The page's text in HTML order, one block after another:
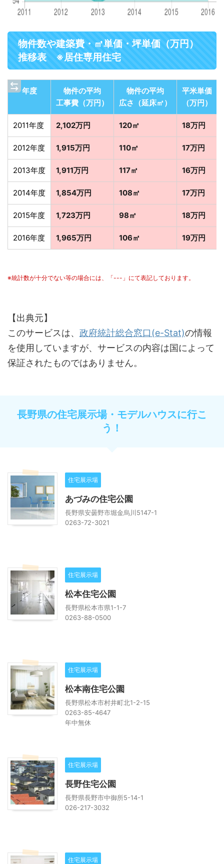
物件数や建築費・㎡単価・坪単価（万円）
推移表 ※居住専用住宅
年度
物件の平均
工事費（万円）
物件の平均
広さ（延床㎡）
平米単価
（万円）
2011年度 2,102万円 120㎡ 18万円
2012年度 1,915万円 110㎡ 17万円
2013年度 1,911万円 117㎡ 16万円
2014年度 1,854万円 108㎡ 17万円
2015年度 1,723万円 98㎡ 18万円
2016年度 1,965万円 106㎡ 19万円
※統計数が十分でない等の場合には、「---」にて表記しております。
【出典元】
このサービスは、 政府統計総合窓口(e-Stat)の情報
を使用していますが、サービスの内容は国によって
保証されたものではありません。
長野県の住宅展示場・モデルハウスに行こ
う！
住宅展示場
あづみの住宅公園
長野県安曇野市堀金烏川5147-1
0263-72-3021
住宅展示場
松本住宅公園
長野県松本市県1-1-7
0263-88-0500
住宅展示場
松本南住宅公園
長野県松本市村井町北1-2-15
0263-85-4647
年中無休
住宅展示場
長野住宅公園
長野県長野市中御所5-14-1
026-217-3032
住宅展示場